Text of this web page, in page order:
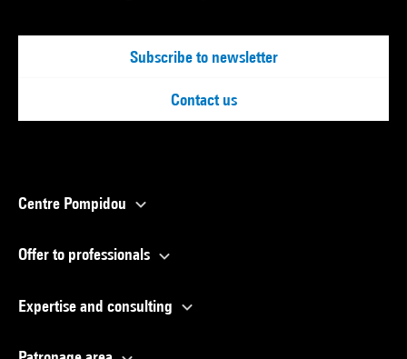
Subscribe to newsletter
Contact us
Centre Pompidou
Offer to professionals
Expertise and consulting